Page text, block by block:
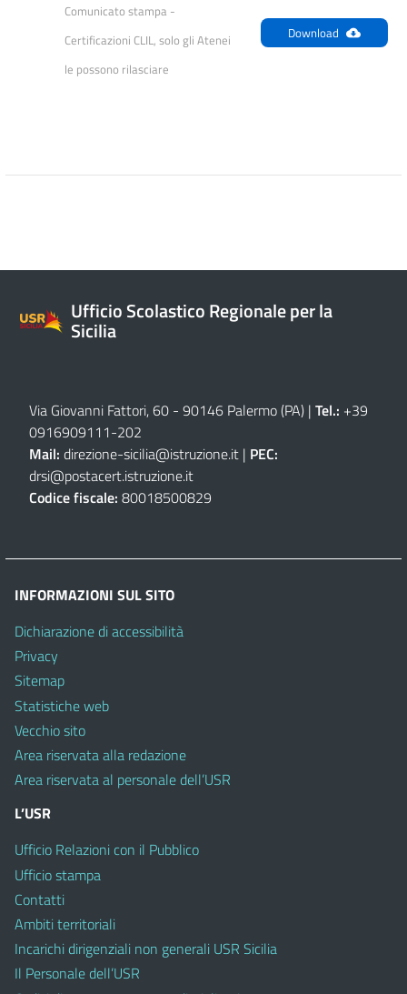
Comunicato stampa -
Certificazioni CLIL, solo gli Atenei
le possono rilasciare
Download
Ufficio Scolastico Regionale per la
Sicilia
Via Giovanni Fattori, 60 - 90146 Palermo (PA) | Tel.: +39
0916909111-202
Mail: direzione-sicilia@istruzione.it | PEC:
drsi@postacert.istruzione.it
Codice fiscale: 80018500829
INFORMAZIONI SUL SITO
Dichiarazione di accessibilità
Privacy
Sitemap
Statistiche web
Vecchio sito
Area riservata alla redazione
Area riservata al personale dell’USR
L’USR
Ufficio Relazioni con il Pubblico
Ufficio stampa
Contatti
Ambiti territoriali
Incarichi dirigenziali non generali USR Sicilia
Il Personale dell’USR